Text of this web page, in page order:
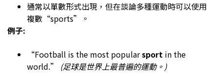
通常以單數形式出現，但在談論多種運動時可以使用
複數“sports”。
例子:
“Football is the most popularsport in the
world.” (足球是世界上最普遍的運動。)